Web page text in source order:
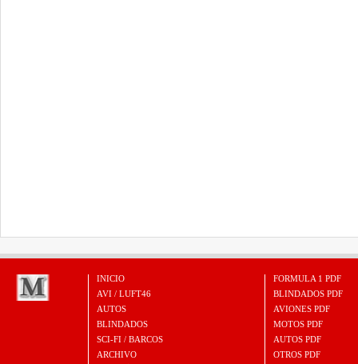
INICIO
AVI / LUFT46
AUTOS
BLINDADOS
SCI-FI / BARCOS
ARCHIVO
FORMULA 1 PDF
BLINDADOS PDF
AVIONES PDF
MOTOS PDF
AUTOS PDF
OTROS PDF